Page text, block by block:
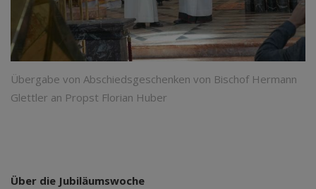
Übergabe von Abschiedsgeschenken von Bischof Hermann
Glettler an Propst Florian Huber
Über die Jubiläumswoche